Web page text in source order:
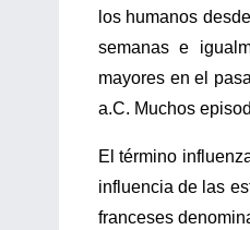
los humanos
semanas e
mayores en el
a.C. Muchos
El término
influencia de las
franceses